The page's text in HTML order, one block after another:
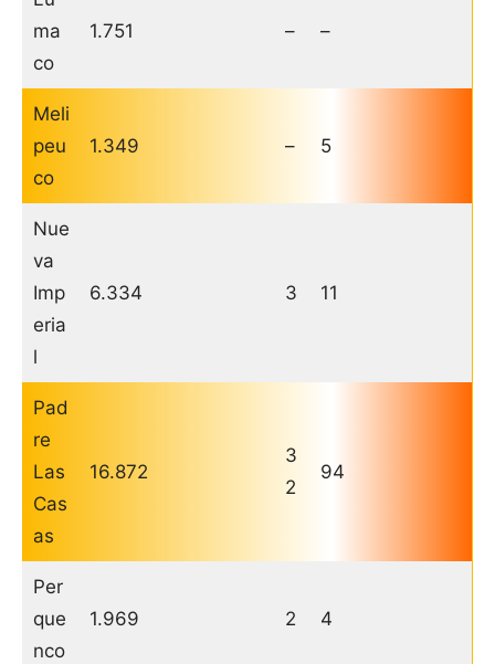
ma
co
1.751 – –
Meli
peu
co
1.349 – 5
Nue
va
Imp
eria
l
6.334 3 11
Pad
re
Las
Cas
as
16.872
3
2
94
Per
que
nco
1.969 2 4